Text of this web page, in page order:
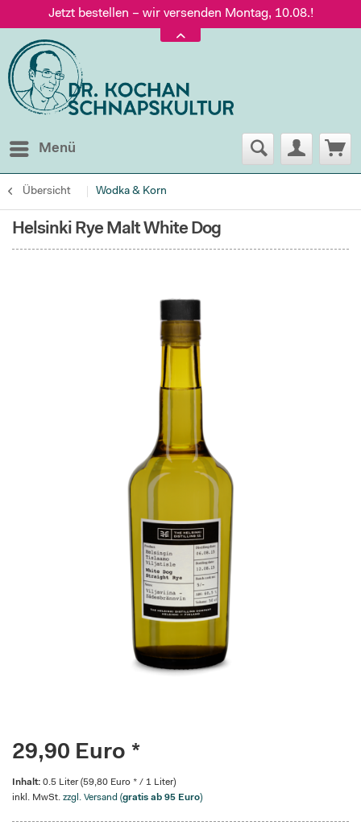
Jetzt bestellen – wir versenden Montag, 10.08.!
Versand nur 5,60 €, gratis ab 95 € Warenwert
Jetzt bestellen – wir versenden Montag, 10.08.!
Menü
Übersicht Wodka & Korn
Helsinki Rye Malt White Dog
29,90 Euro *
Inhalt: 0.5 Liter (59,80 Euro * / 1 Liter)
inkl. MwSt. zzgl. Versand (gratis ab 95 Euro)